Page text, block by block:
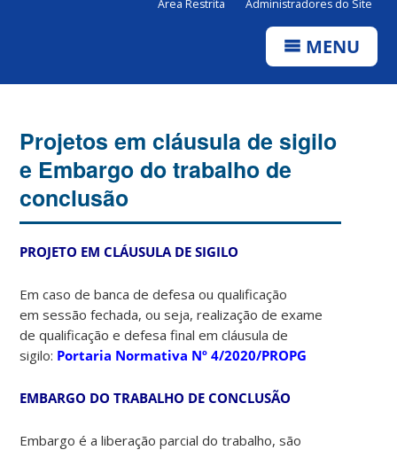
Área Restrita Administradores do Site
MENU
Projetos em cláusula de sigilo
e Embargo do trabalho de
conclusão
PROJETO EM CLÁUSULA DE SIGILO
Em caso de banca de defesa ou qualificação
em sessão fechada, ou seja, realização de exame
de qualificação e defesa final em cláusula de
sigilo: Portaria Normativa Nº 4/2020/PROPG
EMBARGO DO TRABALHO DE CONCLUSÃO
Embargo é a liberação parcial do trabalho, são